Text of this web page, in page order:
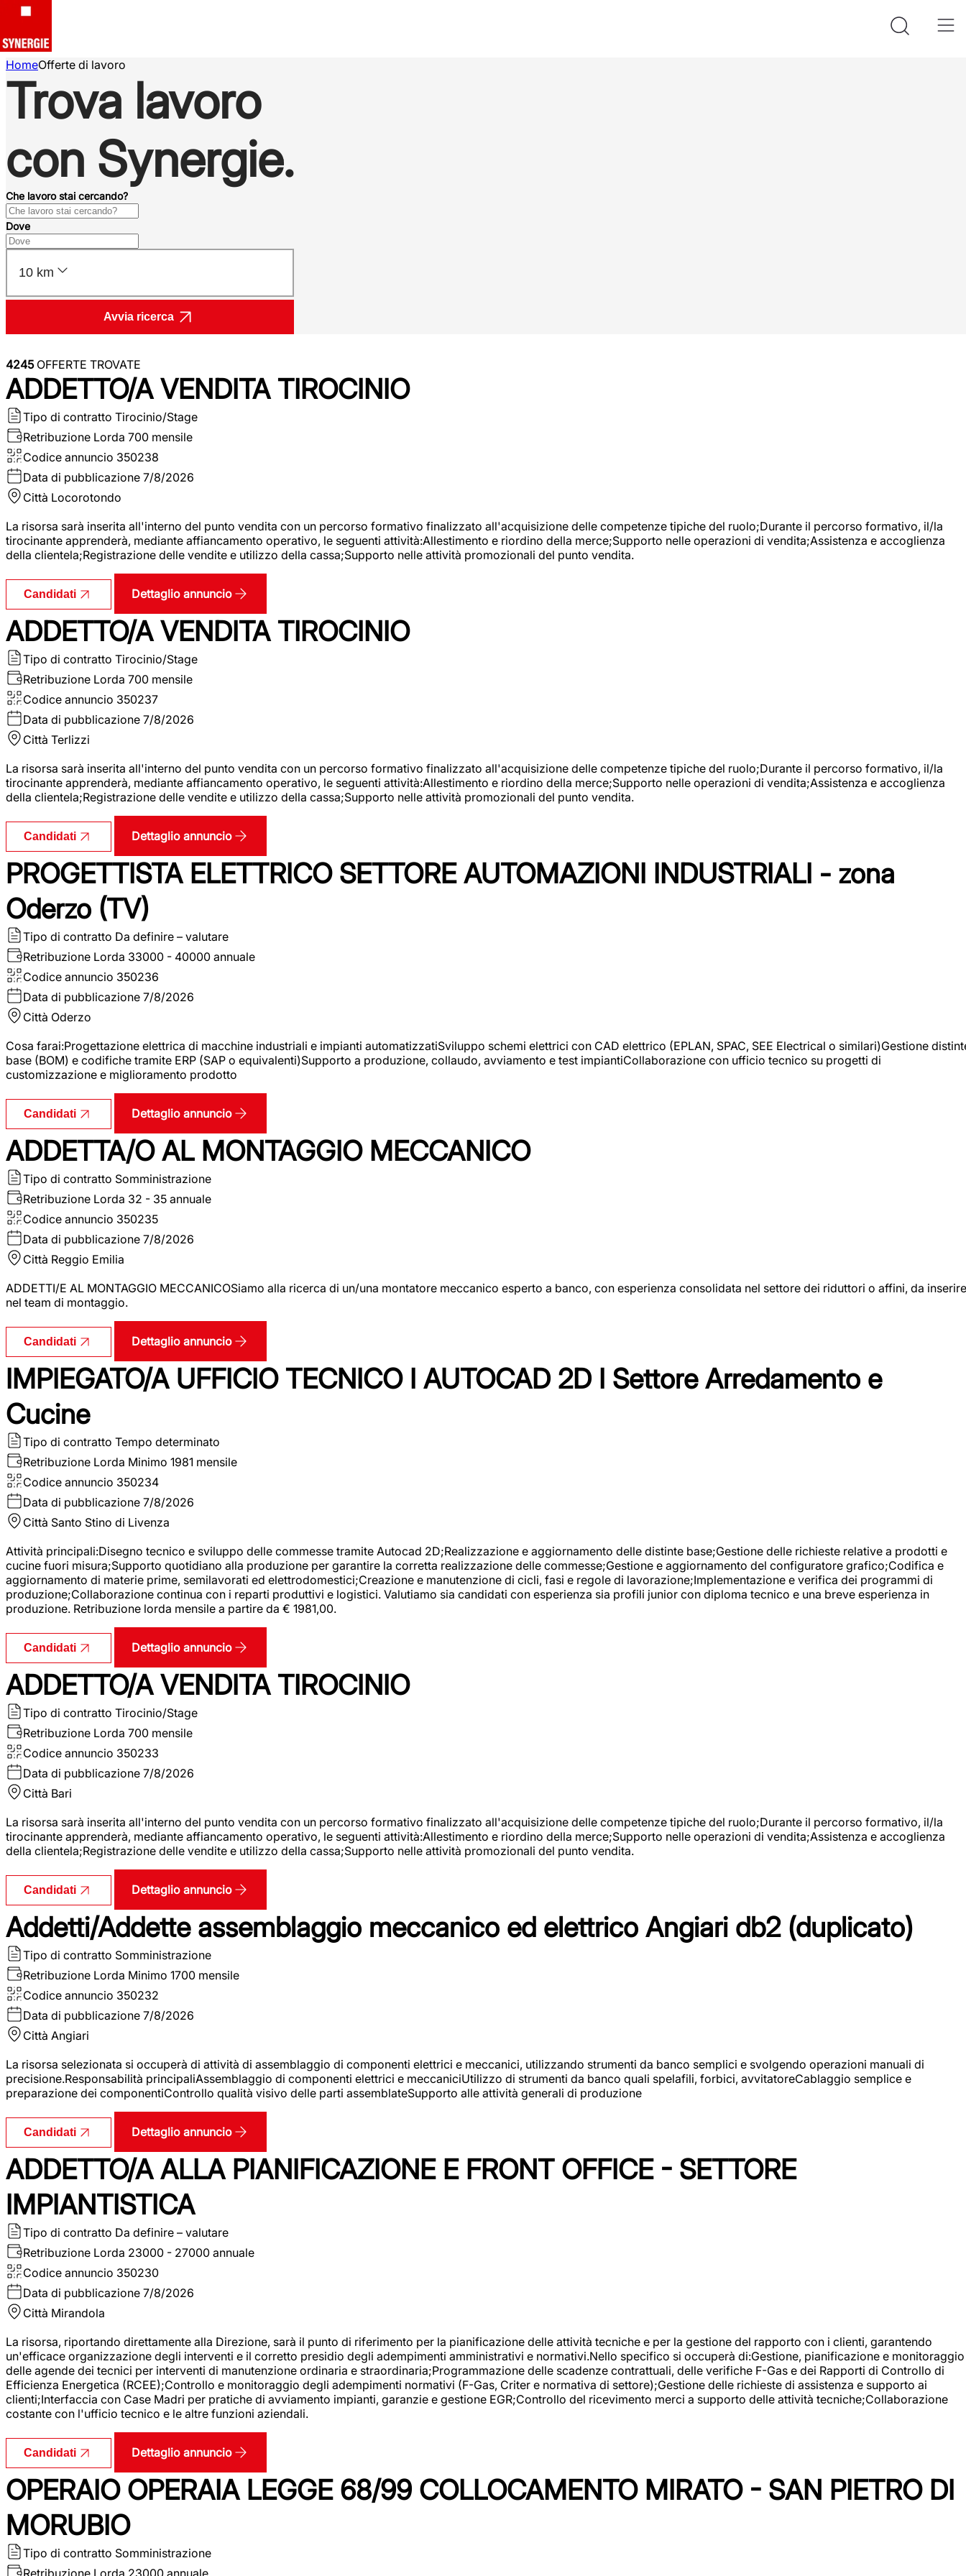
HomeOfferte di lavoro
Trova lavoro
con Synergie.
Che lavoro stai cercando?
Dove
10 km
Avvia ricerca
4245OFFERTE TROVATE
ADDETTO/A VENDITA TIROCINIO
Tipo di contratto Tirocinio/Stage
Retribuzione Lorda 700 mensile
Codice annuncio 350238
Data di pubblicazione 7/8/2026
Città Locorotondo
La risorsa sarà inserita all'interno del punto vendita con un percorso formativo finalizzato all'acquisizione delle competenze tipiche del ruolo;Durante il percorso formativo, il/la
tirocinante apprenderà, mediante affiancamento operativo, le seguenti attività:Allestimento e riordino della merce;Supporto nelle operazioni di vendita;Assistenza e accoglienza
della clientela;Registrazione delle vendite e utilizzo della cassa;Supporto nelle attività promozionali del punto vendita.
Candidati Dettaglio annuncio
ADDETTO/A VENDITA TIROCINIO
Tipo di contratto Tirocinio/Stage
Retribuzione Lorda 700 mensile
Codice annuncio 350237
Data di pubblicazione 7/8/2026
Città Terlizzi
La risorsa sarà inserita all'interno del punto vendita con un percorso formativo finalizzato all'acquisizione delle competenze tipiche del ruolo;Durante il percorso formativo, il/la
tirocinante apprenderà, mediante affiancamento operativo, le seguenti attività:Allestimento e riordino della merce;Supporto nelle operazioni di vendita;Assistenza e accoglienza
della clientela;Registrazione delle vendite e utilizzo della cassa;Supporto nelle attività promozionali del punto vendita.
Candidati Dettaglio annuncio
PROGETTISTA ELETTRICO SETTORE AUTOMAZIONI INDUSTRIALI - zona
Oderzo (TV)
Tipo di contratto Da definire – valutare
Retribuzione Lorda 33000 - 40000 annuale
Codice annuncio 350236
Data di pubblicazione 7/8/2026
Città Oderzo
Cosa farai:Progettazione elettrica di macchine industriali e impianti automatizzatiSviluppo schemi elettrici con CAD elettrico (EPLAN, SPAC, SEE Electrical o similari)Gestione
base (BOM) e codifiche tramite ERP (SAP o equivalenti)Supporto a produzione, collaudo, avviamento e test impiantiCollaborazione con ufficio tecnico su progetti di
customizzazione e miglioramento prodotto
Candidati Dettaglio annuncio
ADDETTA/O AL MONTAGGIO MECCANICO
Tipo di contratto Somministrazione
Retribuzione Lorda 32 - 35 annuale
Codice annuncio 350235
Data di pubblicazione 7/8/2026
Città Reggio Emilia
ADDETTI/E AL MONTAGGIO MECCANICOSiamo alla ricerca di un/una montatore meccanico esperto a banco, con esperienza consolidata nel settore dei riduttori o affini, da inserire
nel team di montaggio.
Candidati Dettaglio annuncio
IMPIEGATO/A UFFICIO TECNICO I AUTOCAD 2D I Settore Arredamento e
Cucine
Tipo di contratto Tempo determinato
Retribuzione Lorda Minimo 1981 mensile
Codice annuncio 350234
Data di pubblicazione 7/8/2026
Città Santo Stino di Livenza
Attività principali:Disegno tecnico e sviluppo delle commesse tramite Autocad 2D;Realizzazione e aggiornamento delle distinte base;Gestione delle richieste relative a prodotti e
cucine fuori misura;Supporto quotidiano alla produzione per garantire la corretta realizzazione delle commesse;Gestione e aggiornamento del configuratore grafico;Codifica e
aggiornamento di materie prime, semilavorati ed elettrodomestici;Creazione e manutenzione di cicli, fasi e regole di lavorazione;Implementazione e verifica dei programmi di
produzione;Collaborazione continua con i reparti produttivi e logistici. Valutiamo sia candidati con esperienza sia profili junior con diploma tecnico e una breve esperienza in
produzione. Retribuzione lorda mensile a partire da € 1981,00.
Candidati Dettaglio annuncio
ADDETTO/A VENDITA TIROCINIO
Tipo di contratto Tirocinio/Stage
Retribuzione Lorda 700 mensile
Codice annuncio 350233
Data di pubblicazione 7/8/2026
Città Bari
La risorsa sarà inserita all'interno del punto vendita con un percorso formativo finalizzato all'acquisizione delle competenze tipiche del ruolo;Durante il percorso formativo, il/la
tirocinante apprenderà, mediante affiancamento operativo, le seguenti attività:Allestimento e riordino della merce;Supporto nelle operazioni di vendita;Assistenza e accoglienza
della clientela;Registrazione delle vendite e utilizzo della cassa;Supporto nelle attività promozionali del punto vendita.
Candidati Dettaglio annuncio
Addetti/Addette assemblaggio meccanico ed elettrico Angiari db2 (duplicato)
Tipo di contratto Somministrazione
Retribuzione Lorda Minimo 1700 mensile
Codice annuncio 350232
Data di pubblicazione 7/8/2026
Città Angiari
La risorsa selezionata si occuperà di attività di assemblaggio di componenti elettrici e meccanici, utilizzando strumenti da banco semplici e svolgendo operazioni manuali di
precisione.Responsabilità principaliAssemblaggio di componenti elettrici e meccaniciUtilizzo di strumenti da banco quali spelafili, forbici, avvitatoreCablaggio semplice e
preparazione dei componentiControllo qualità visivo delle parti assemblateSupporto alle attività generali di produzione
Candidati Dettaglio annuncio
ADDETTO/A ALLA PIANIFICAZIONE E FRONT OFFICE - SETTORE
IMPIANTISTICA
Tipo di contratto Da definire – valutare
Retribuzione Lorda 23000 - 27000 annuale
Codice annuncio 350230
Data di pubblicazione 7/8/2026
Città Mirandola
La risorsa, riportando direttamente alla Direzione, sarà il punto di riferimento per la pianificazione delle attività tecniche e per la gestione del rapporto con i clienti, garantendo
un'efficace organizzazione degli interventi e il corretto presidio degli adempimenti amministrativi e normativi.Nello specifico si occuperà di:Gestione, pianificazione e monitoraggio
delle agende dei tecnici per interventi di manutenzione ordinaria e straordinaria;Programmazione delle scadenze contrattuali, delle verifiche F-Gas e dei Rapporti di Controllo di
Efficienza Energetica (RCEE);Controllo e monitoraggio degli adempimenti normativi (F-Gas, Criter e normativa di settore);Gestione delle richieste di assistenza e supporto ai
clienti;Interfaccia con Case Madri per pratiche di avviamento impianti, garanzie e gestione EGR;Controllo del ricevimento merci a supporto delle attività tecniche;Collaborazione
costante con l'ufficio tecnico e le altre funzioni aziendali.
Candidati Dettaglio annuncio
OPERAIO OPERAIA LEGGE 68/99 COLLOCAMENTO MIRATO - SAN PIETRO DI
MORUBIO
Tipo di contratto Somministrazione
Retribuzione Lorda 23000 annuale